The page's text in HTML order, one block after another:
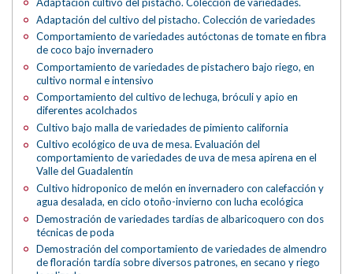
Adaptación del cultivo del pistacho. Colección de variedades
Comportamiento de variedades autóctonas de tomate en fibra
de coco bajo invernadero
Comportamiento de variedades de pistachero bajo riego, en
cultivo normal e intensivo
Comportamiento del cultivo de lechuga, bróculi y apio en
diferentes acolchados
Cultivo bajo malla de variedades de pimiento california
Cultivo ecológico de uva de mesa. Evaluación del
comportamiento de variedades de uva de mesa apirena en el
Valle del Guadalentín
Cultivo hidroponico de melón en invernadero con calefacción y
agua desalada, en ciclo otoño-invierno con lucha ecológica
Demostración de variedades tardías de albaricoquero con dos
técnicas de poda
Demostración del comportamiento de variedades de almendro
de floración tardía sobre diversos patrones, en secano y riego